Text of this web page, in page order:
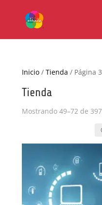
Inicio/ Tienda / Página 3
Tienda
Mostrando 49–72 de